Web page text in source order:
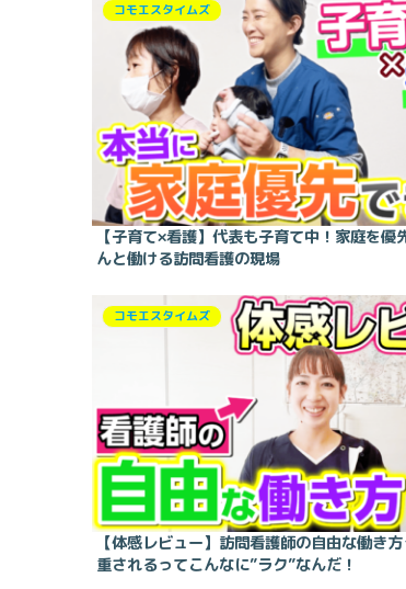
コモエスタイムズ
【子育て×看護】代表も子育て中！家庭を優
んと働ける訪問看護の現場
コモエスタイムズ
【体感レビュー】訪問看護師の自由な働き
重されるってこんなに”ラク”なんだ！